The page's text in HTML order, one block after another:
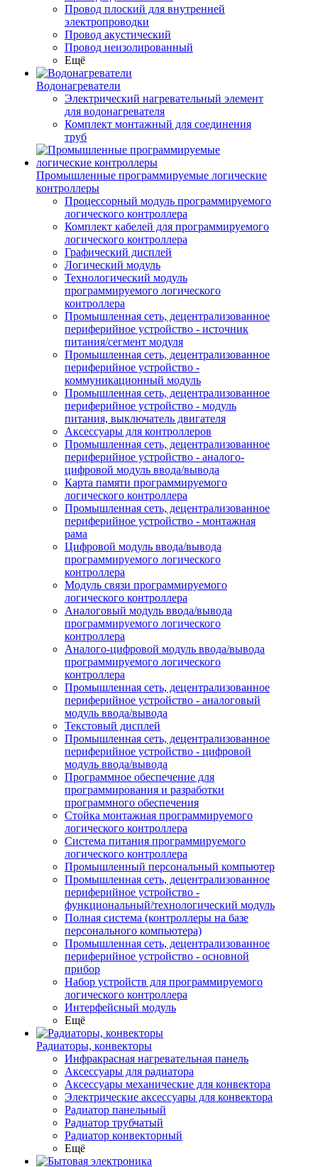
Провод плоский для внутренней
электропроводки
Провод акустический
Провод неизолированный
Ещё
Водонагреватели
Электрический нагревательный элемент
для водонагревателя
Комплект монтажный для соединения
труб
Промышленные программируемые логические
контроллеры
Процессорный модуль программируемого
логического контроллера
Комплект кабелей для программируемого
логического контроллера
Графический дисплей
Логический модуль
Технологический модуль
программируемого логического
контроллера
Промышленная сеть, децентрализованное
периферийное устройство - источник
питания/сегмент модуля
Промышленная сеть, децентрализованное
периферийное устройство -
коммуникационный модуль
Промышленная сеть, децентрализованное
периферийное устройство - модуль
питания, выключатель двигателя
Аксессуары для контроллеров
Промышленная сеть, децентрализованное
периферийное устройство - аналого-
цифровой модуль ввода/вывода
Карта памяти программируемого
логического контроллера
Промышленная сеть, децентрализованное
периферийное устройство - монтажная
рама
Цифровой модуль ввода/вывода
программируемого логического
контроллера
Модуль связи программируемого
логического контроллера
Аналоговый модуль ввода/вывода
программируемого логического
контроллера
Аналого-цифровой модуль ввода/вывода
программируемого логического
контроллера
Промышленная сеть, децентрализованное
периферийное устройство - аналоговый
модуль ввода/вывода
Текстовый дисплей
Промышленная сеть, децентрализованное
периферийное устройство - цифровой
модуль ввода/вывода
Программное обеспечение для
программирования и разработки
программного обеспечения
Стойка монтажная программируемого
логического контроллера
Система питания программируемого
логического контроллера
Промышленный персональный компьютер
Промышленная сеть, децентрализованное
периферийное устройство -
функциональный/технологический модуль
Полная система (контроллеры на базе
персонального компьютера)
Промышленная сеть, децентрализованное
периферийное устройство - основной
прибор
Набор устройств для программируемого
логического контроллера
Интерфейсный модуль
Ещё
Радиаторы, конвекторы
Инфракрасная нагревательная панель
Аксессуары для радиатора
Аксессуары механические для конвектора
Электрические аксессуары для конвектора
Радиатор панельный
Радиатор трубчатый
Радиатор конвекторный
Ещё